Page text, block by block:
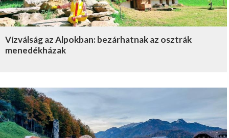
Vízválság az Alpokban: bezárhatnak az osztrák
menedékházak